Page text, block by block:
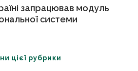
запрацював модуль
системи
цієї рубрики